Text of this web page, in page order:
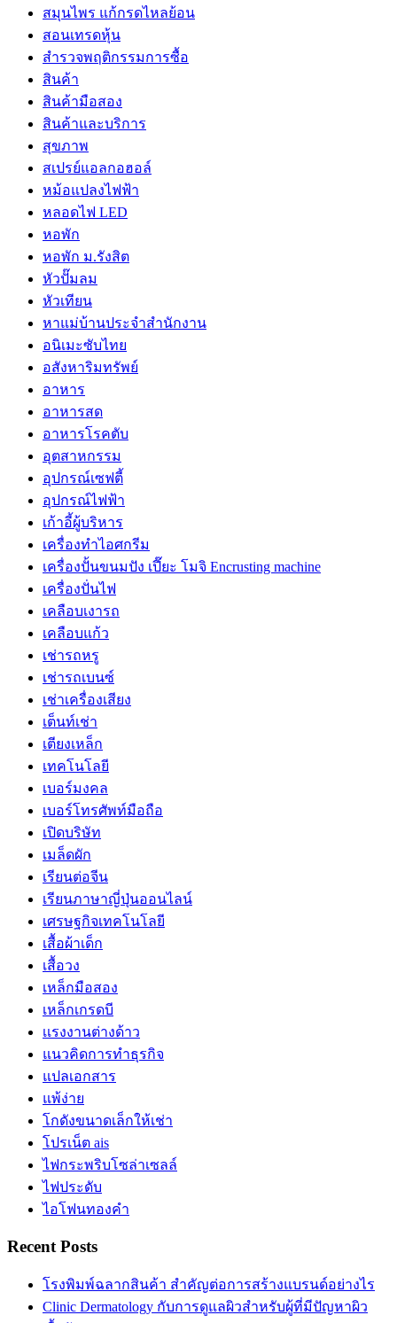
สมุนไพร แก้กรดไหลย้อน
สอนเทรดหุ้น
สำรวจพฤติกรรมการซื้อ
สินค้า
สินค้ามือสอง
สินค้าและบริการ
สุขภาพ
สเปรย์แอลกอฮอล์
หม้อแปลงไฟฟ้า
หลอดไฟ LED
หอพัก
หอพัก ม.รังสิต
หัวปั๊มลม
หัวเทียน
หาแม่บ้านประจำสำนักงาน
อนิเมะซับไทย
อสังหาริมทรัพย์
อาหาร
อาหารสด
อาหารโรคตับ
อุตสาหกรรม
อุปกรณ์เซฟตี้
อุปกรณ์ไฟฟ้า
เก้าอี้ผู้บริหาร
เครื่องทำไอศกรีม
เครื่องปั้นขนมปัง เปี๊ยะ โมจิ Encrusting machine
เครื่องปั่นไฟ
เคลือบเงารถ
เคลือบแก้ว
เช่ารถหรู
เช่ารถเบนซ์
เช่าเครื่องเสียง
เต็นท์เช่า
เตียงเหล็ก
เทคโนโลยี
เบอร์มงคล
เบอร์โทรศัพท์มือถือ
เปิดบริษัท
เมล็ดผัก
เรียนต่อจีน
เรียนภาษาญี่ปุ่นออนไลน์
เศรษฐกิจเทคโนโลยี
เสื้อผ้าเด็ก
เสื้อวง
เหล็กมือสอง
เหล็กเกรดบี
เเรงงานต่างด้าว
แนวคิดการทำธุรกิจ
แปลเอกสาร
แพ้ง่าย
โกดังขนาดเล็กให้เช่า
โปรเน็ต ais
ไฟกระพริบโซล่าเซลล์
ไฟประดับ
ไอโฟนทองคำ
Recent Posts
โรงพิมพ์ฉลากสินค้า สำคัญต่อการสร้างแบรนด์อย่างไร
Clinic Dermatology กับการดูแลผิวสำหรับผู้ที่มีปัญหาผิว